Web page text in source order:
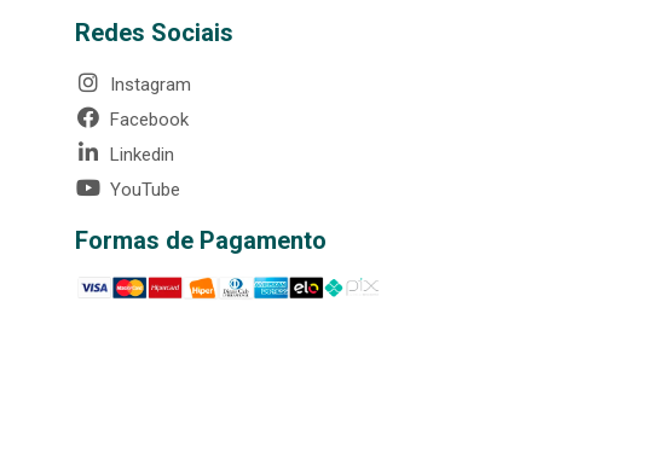
Redes Sociais
Instagram
Facebook
Linkedin
YouTube
Formas de Pagamento